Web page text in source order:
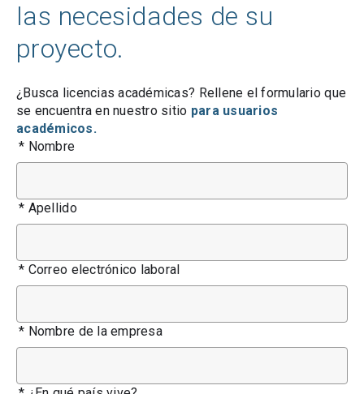
las necesidades de su
proyecto.
¿Busca licencias académicas? Rellene el formulario que
se encuentra en nuestro sitio para usuarios
académicos.
* Nombre
* Apellido
* Correo electrónico laboral
* Nombre de la empresa